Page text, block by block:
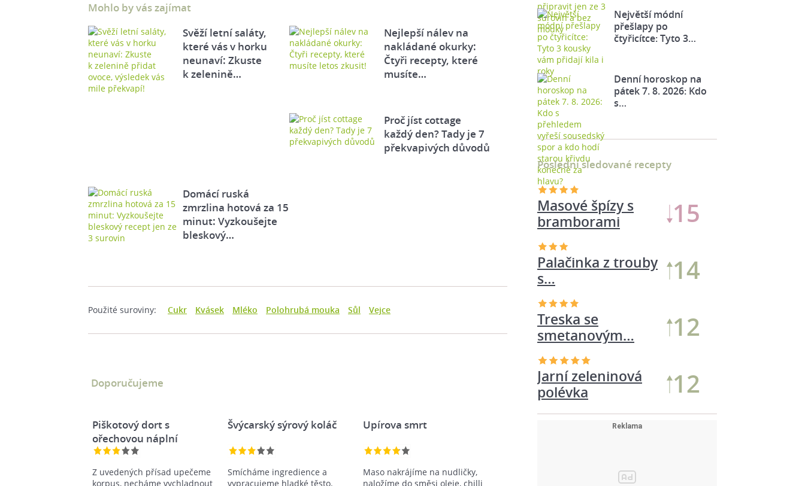
Mohlo by vás zajímat
Svěží letní saláty,
které vás v horku
neunaví: Zkuste
k zelenině…
Nejlepší nálev na
nakládané okurky:
Čtyři recepty, které
musíte…
Proč jíst cottage
každý den? Tady je 7
překvapivých důvodů
Domácí ruská
zmrzlina hotová za 15
minut: Vyzkoušejte
bleskový…
Použité suroviny: Cukr Kvásek Mléko Polohrubá mouka Sůl Vejce
Doporučujeme
Piškotový dort s
ořechovou náplní
Z uvedených přísad upečeme
korpus, necháme vychladnout
Švýcarský sýrový koláč
Smícháme ingredience a
vypracujeme hladké těsto.
Upírova smrt
Maso nakrájíme na nudličky,
naložíme do směsi oleje, chilli
Největší módní
přešlapy po
čtyřicítce: Tyto 3…
Denní horoskop na
pátek 7. 8. 2026: Kdo
s…
Poslední sledované recepty
Masové špízy s
bramborami
15
Treska se
smetanovým…
12
Jarní zeleninová
polévka
12
Palačinka z trouby
s…
14